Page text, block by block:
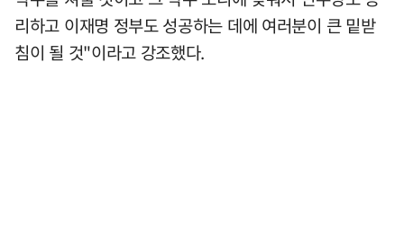
리하고 이재명 정부도 성공하는 데에 여러분이 큰 밑받
침이 될 것"이라고 강조했다.